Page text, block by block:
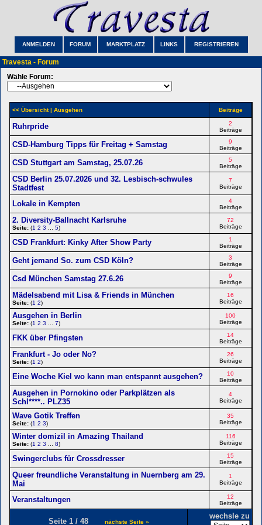
ANMELDEN FORUM MARKTPLATZ LINKS REGISTRIEREN
Travesta - Forum
Wähle Forum:
<< Übersicht| Ausgehen Beiträge
Ruhrpride
2
Beiträge
CSD-Hamburg Tipps für Freitag + Samstag
9
Beiträge
CSD Stuttgart am Samstag, 25.07.26
5
Beiträge
CSD Berlin 25.07.2026 und 32. Lesbisch-schwules
Stadtfest
7
Beiträge
Lokale in Kempten
4
Beiträge
2. Diversity-Ballnacht Karlsruhe
Seite: (1 2 3 5)
72
Beiträge
CSD Frankfurt: Kinky After Show Party
1
Beiträge
Geht jemand So. zum CSD Köln?
3
Beiträge
Csd München Samstag 27.6.26
9
Beiträge
Mädelsabend mit Lisa & Friends in München
Seite: (1 2)
16
Beiträge
Ausgehen in Berlin
Seite: (1 2 3 7)
100
Beiträge
FKK über Pfingsten
14
Beiträge
Frankfurt - Jo oder No?
Seite: (1 2)
26
Beiträge
Eine Woche Kiel wo kann man entspannt ausgehen?
10
Beiträge
Ausgehen in Pornokino oder Parkplätzen als
Schl****.. PLZ35
4
Beiträge
Wave Gotik Treffen
Seite: (1 2 3)
35
Beiträge
Winter domizil in Amazing Thailand
Seite: (1 2 3 8)
116
Beiträge
Swingerclubs für Crossdresser
15
Beiträge
Queer freundliche Veranstaltung in Nuernberg am 29.
Mai
1
Beiträge
Veranstaltungen
12
Beiträge
Seite 1 / 48 nächste Seite »
wechsle zu